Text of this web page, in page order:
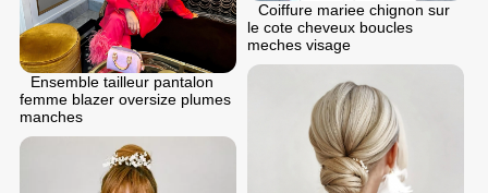
Coiffure mariee chignon sur
le cote cheveux boucles
meches visage
Ensemble tailleur pantalon
femme blazer oversize plumes
manches